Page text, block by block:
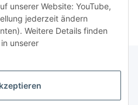
unserer Website: YouTube,
jederzeit ändern
Weitere Details finden
unserer